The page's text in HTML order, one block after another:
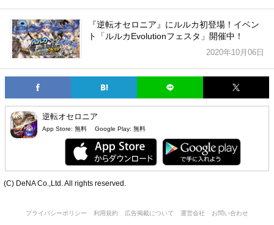
『逆転オセロニア』にルルカ初登場！イベン
ト「ルルカEvolutionフェスタ」開催中！
2020年10月06日
逆転オセロニア
App Store: 無料 Google Play: 無料
(C) DeNA Co.,Ltd. All rights reserved.
プライバシーポリシー 利用規約 広告掲載について 運営会社 お問い合わせ